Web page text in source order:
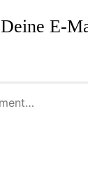
Deine E-